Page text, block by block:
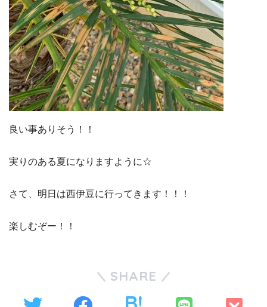
良い事ありそう！！
実りのある夏になりますように☆
さて、明日は西伊豆に行ってきます！！！
楽しむぞー！！
SHARE